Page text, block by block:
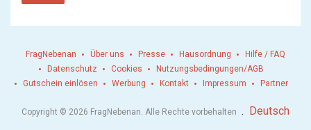
FragNebenan Über uns Presse Hausordnung
Hilfe / FAQ
Datenschutz
Cookies
Nutzungsbedingungen/AGB
Gutschein einlösen
Werbung Kontakt Impressum Partner
Copyright © 2026 FragNebenan. Alle Rechte vorbehalten . Deutsch